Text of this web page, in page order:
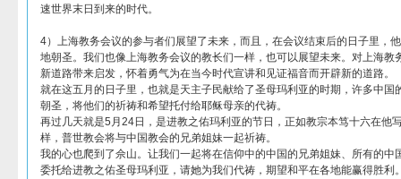
速世界末日到来的时代。
4）上海教务会议的参与者们展望了未来，而且，在会议结束后的日子里，
地朝圣。我们也像上海教务会议的教长们一样，也可以展望未来。对上海教
新道路带来启发，怀着勇气为在当今时代宣讲和见证福音而开辟新的道路。
就在这五月的日子里，也就是天主子民献给了圣母玛利亚的时期，许多中国
朝圣，将他们的祈祷和希望托付给耶稣母亲的代祷。
再过几天就是5月24日，是进教之佑玛利亚的节日，正如教宗本笃十六在他
样，普世教会将与中国教会的兄弟姐妹一起祈祷。
我的心也爬到了佘山。让我们一起将在信仰中的中国的兄弟姐妹、所有的中
委托给进教之佑圣母玛利亚，请她为我们代祷，期望和平在各地能赢得胜利